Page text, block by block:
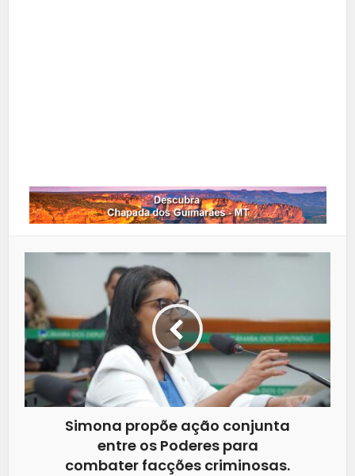
Simona propõe ação conjunta
entre os Poderes para
combater facções criminosas.